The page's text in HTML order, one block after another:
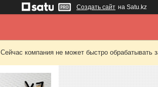
Создать сайт на Satu.kz
Сейчас компания не может быстро обрабатывать